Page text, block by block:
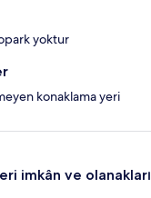
yoktur
konaklama yeri
imkân ve olanakları